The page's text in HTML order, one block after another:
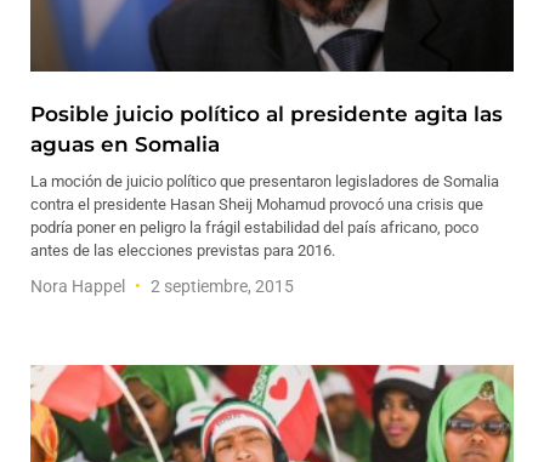
Posible juicio político al presidente agita las
aguas en Somalia
La moción de juicio político que presentaron legisladores de Somalia
contra el presidente Hasan Sheij Mohamud provocó una crisis que
podría poner en peligro la frágil estabilidad del país africano, poco
antes de las elecciones previstas para 2016.
Nora Happel 2 septiembre, 2015